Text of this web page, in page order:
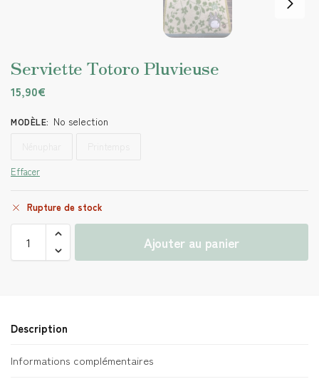
Serviette Totoro Pluvieuse
15,90€
MODÈLE: No selection
Effacer
Rupture de stock
Ajouter au panier
Description
Informations complémentaires